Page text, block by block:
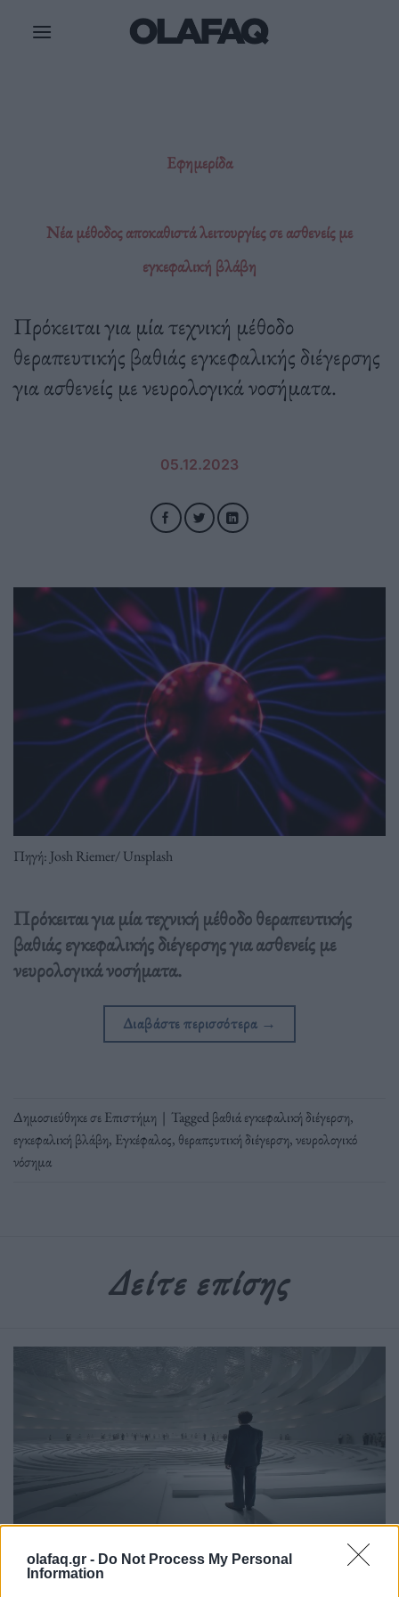
olafaq.gr - Do Not Process My Personal
Information
Εφημερίδα
Νέα μέθοδος αποκαθιστά λειτουργίες σε ασθενείς με
εγκεφαλική βλάβη
Πρόκειται για μία τεχνική μέθοδο
θεραπευτικής βαθιάς εγκεφαλικής διέγερσης
για ασθενείς με νευρολογικά νοσήματα.
05.12.2023
Πηγή: Josh Riemer/ Unsplash
Πρόκειται για μία τεχνική μέθοδο θεραπευτικής
βαθιάς εγκεφαλικής διέγερσης για ασθενείς με
νευρολογικά νοσήματα.
Διαβάστε περισσότερα →
Δημοσιεύθηκε σεΕπιστήμη | Taggedβαθιά εγκεφαλική διέγερση,
εγκεφαλική βλάβη, Εγκέφαλος, θεραπςυτική διέγερση,νευρολογικό
νόσημα
Δείτε επίσης
Επιστήμη
Το πείραμα της τρέλας: Η διπλή όψη του